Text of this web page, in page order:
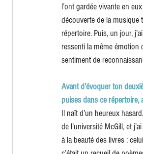
l’ont gardée vivante en
découverte de la musique
répertoire. Puis, un jour,
ressenti la même émotion
sentiment de
Avant d’évoquer ton
puises dans ce
Il naît d’un heureux
de l’université McGill, et
à la beauté des livres :